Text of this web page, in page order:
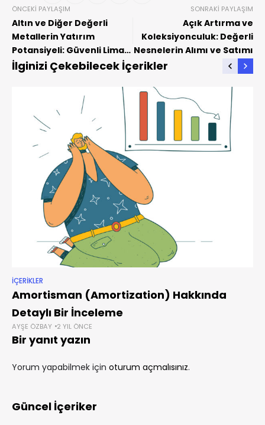
ÖNCEKI PAYLAŞIM
Altın ve Diğer Değerli
Metallerin Yatırım
Potansiyeli: Güvenli Liman
ve Portföy
SONRAKI PAYLAŞIM
Açık Artırma ve
Koleksiyonculuk: Değerli
Nesnelerin Alımı ve Satımı
İlginizi Çekebilecek İçerikler
İÇERIKLER
Amortisman (Amortization) Hakkında
Detaylı Bir İnceleme
AYŞE ÖZBAY 2 YIL ÖNCE
Bir yanıt yazın
Yorum yapabilmek için oturum açmalısınız.
Güncel İçeriker